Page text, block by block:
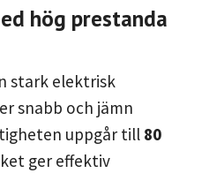
hög prestanda
stark elektrisk
snabb och jämn
uppgår till 80
ger effektiv